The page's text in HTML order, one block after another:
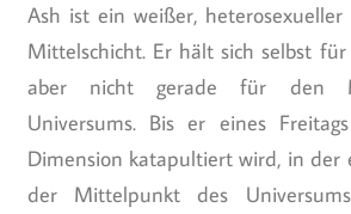
Ash ist ein weißer, heterosexueller
Mittelschicht. Er hält sich selbst
aber nicht gerade für den
Universums. Bis er eines
Dimension katapultiert wird, in der
der Mittelpunkt des